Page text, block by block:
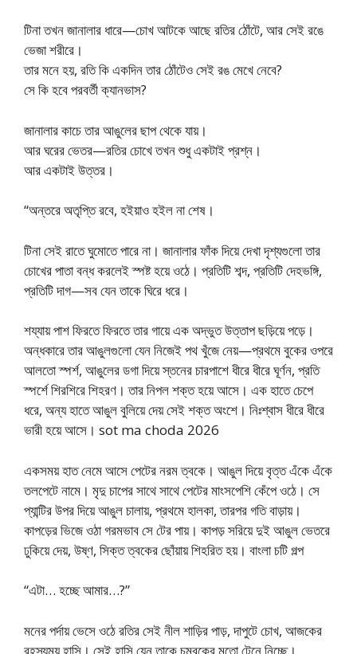
টিনা তখন জানালার ধারে—চোখ আটকে আছে রতির ঠোঁটে, আর সেই রঙে
ভেজা শরীরে।
তার মনে হয়, রতি কি একদিন তার ঠোঁটেও সেই রঙ মেখে নেবে?
সে কি হবে পরবর্তী ক্যানভাস?
জানালার কাচে তার আঙুলের ছাপ থেকে যায়।
আর ঘরের ভেতর—রতির চোখে তখন শুধু একটাই প্রশ্ন।
আর একটাই উত্তর।
“অন্তরে অতৃপ্তি রবে, হইয়াও হইল না শেষ।
টিনা সেই রাতে ঘুমোতে পারে না। জানালার ফাঁক দিয়ে দেখা দৃশ্যগুলো তার
চোখের পাতা বন্ধ করলেই স্পষ্ট হয়ে ওঠে। প্রতিটি শব্দ, প্রতিটি দেহভঙ্গি,
প্রতিটি দাগ—সব যেন তাকে ঘিরে ধরে।
শয্যায় পাশ ফিরতে ফিরতে তার গায়ে এক অদ্ভুত উত্তাপ ছড়িয়ে পড়ে।
অন্ধকারে তার আঙুলগুলো যেন নিজেই পথ খুঁজে নেয়—প্রথমে বুকের ওপরে
আলতো স্পর্শ, আঙুলের ডগা দিয়ে স্তনের চারপাশে ধীরে ধীরে ঘূর্ণন, প্রতি
স্পর্শে শিরশিরে শিহরণ। তার নিপল শক্ত হয়ে আসে। এক হাতে চেপে
ধরে, অন্য হাতে আঙুল বুলিয়ে দেয় সেই শক্ত অংশে। নিঃশ্বাস ধীরে ধীরে
ভারী হয়ে আসে। sot ma choda 2026
একসময় হাত নেমে আসে পেটের নরম ত্বকে। আঙুল দিয়ে বৃত্ত এঁকে এঁকে
তলপেটে নামে। মৃদু চাপের সাথে সাথে পেটের মাংসপেশি কেঁপে ওঠে। সে
প্যান্টির উপর দিয়ে আঙুল চালায়, প্রথমে হালকা, তারপর গতি বাড়ায়।
কাপড়ের ভিজে ওঠা গরমভাব সে টের পায়। কাপড় সরিয়ে দুই আঙুল ভেতরে
ঢুকিয়ে দেয়, উষ্ণ, সিক্ত ত্বকের ছোঁয়ায় শিহরিত হয়। বাংলা চটি গল্প
“এটা… হচ্ছে আমার…?”
মনের পর্দায় ভেসে ওঠে রতির সেই নীল শাড়ির পাড়, দাপুটে চোখ, আজকের
রহস্যময় হাসি। সেই হাসি যেন তাকে চুম্বকের মতো টেনে নিচ্ছে।